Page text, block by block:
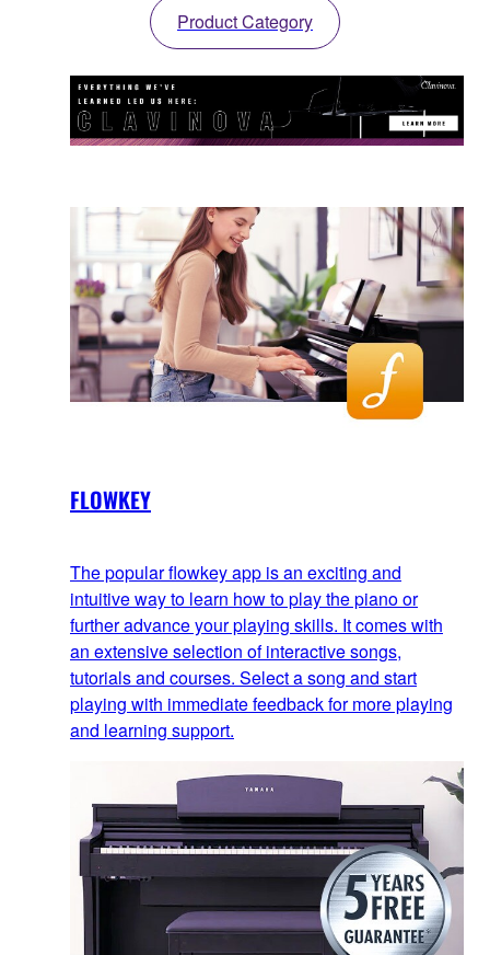
Product Category
FLOWKEY
The popular flowkey app is an exciting and
intuitive way to learn how to play the piano or
further advance your playing skills. It comes with
an extensive selection of interactive songs,
tutorials and courses. Select a song and start
playing with immediate feedback for more playing
and learning support.